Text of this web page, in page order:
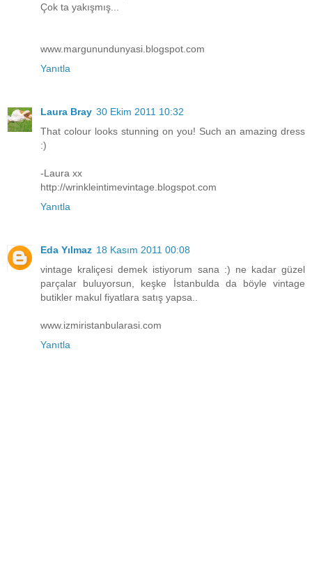
Çok ta yakışmış...
www.margunundunyasi.blogspot.com
Yanıtla
Laura Bray 30 Ekim 2011 10:32
That colour looks stunning on you! Such an amazing dress
:)
-Laura xx
http://wrinkleintimevintage.blogspot.com
Yanıtla
Eda Yılmaz 18 Kasım 2011 00:08
vintage kraliçesi demek istiyorum sana :) ne kadar güzel
parçalar buluyorsun, keşke İstanbulda da böyle vintage
butikler makul fiyatlara satış yapsa..
www.izmiristanbularasi.com
Yanıtla